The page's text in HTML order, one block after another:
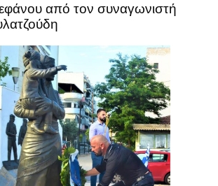
από τον συναγωνιστή